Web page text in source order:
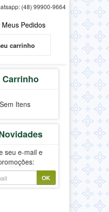
(48) 99900-9664
Meus Pedidos
carrinho
Carrinho
Sem Itens
seu e-mail e
OK